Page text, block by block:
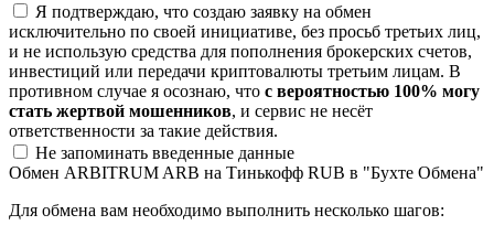
Я подтверждаю, что создаю заявку на обмен
исключительно по своей инициативе, без просьб третьих лиц,
и не использую средства для пополнения брокерских счетов,
инвестиций или передачи криптовалюты третьим лицам. В
противном случае я осознаю, что с вероятностью 100% могу
стать жертвой мошенников, и сервис не несёт
ответственности за такие действия.
Не запоминать введенные данные
Обмен ARBITRUM ARB на Тинькофф RUB в "Бухте Обмена"
Для обмена вам необходимо выполнить несколько шагов: